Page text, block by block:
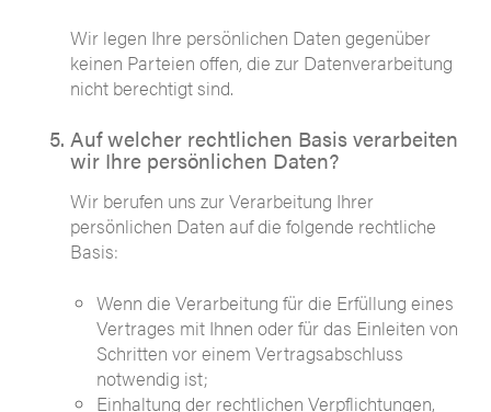
Wir legen Ihre persönlichen Daten gegenüber
keinen Parteien offen, die zur Datenverarbeitung
nicht berechtigt sind.
Auf welcher rechtlichen Basis verarbeiten
wir Ihre persönlichen Daten?
Wir berufen uns zur Verarbeitung Ihrer
persönlichen Daten auf die folgende rechtliche
Basis:
Wenn die Verarbeitung für die Erfüllung eines
Vertrages mit Ihnen oder für das Einleiten von
Schritten vor einem Vertragsabschluss
notwendig ist;
Einhaltung der rechtlichen Verpflichtungen,